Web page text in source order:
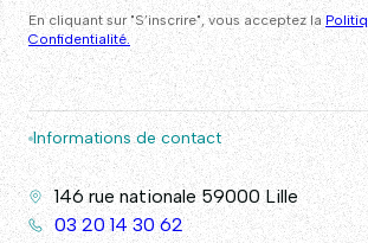
En cliquant sur "S’inscrire", vous acceptez la
Confidentialité.
Informations de contact
146 rue nationale 59000 Lille
03 20 14 30 62